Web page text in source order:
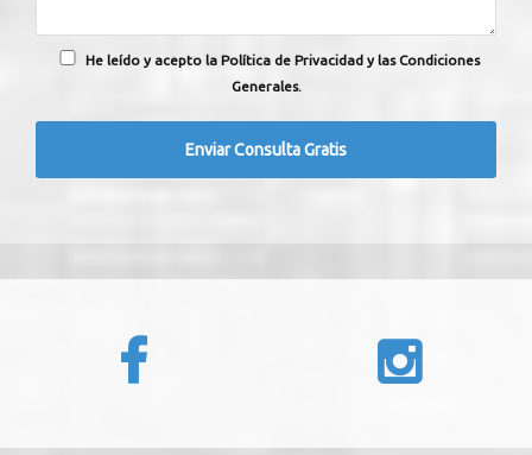
He leído y acepto la Política de Privacidad y las Condiciones
Generales.